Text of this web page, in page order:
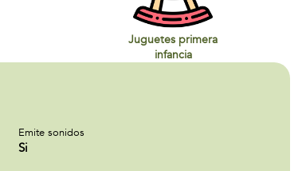
Juguetes primera
infancia
Emite sonidos
Si